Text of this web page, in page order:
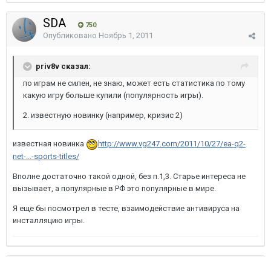
SDA 750
Опубликовано Ноябрь 1, 2011
priv8v сказал:
по играм не силен, не знаю, может есть статистика по тому
какую игру больше купили (популярность игры).
2. известную новинку (например, кризис 2)
известная новинка
http://www.vg247.com/2011/10/27/ea-q2-
net-...-sports-titles/
Вполне достаточно такой одной, без п.1,3. Старье интереса не
вызывает, а популярные в РФ это популярные в мире.
Я еще бы посмотрел в тесте, взаимодействие антивируса на
инсталляцию игры.